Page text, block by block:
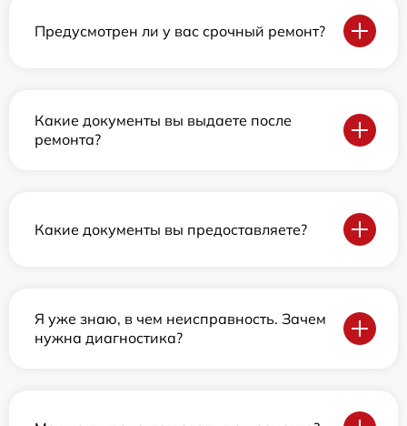
Предусмотрен ли у вас срочный ремонт?
Какие документы вы выдаете после
ремонта?
Какие документы вы предоставляете?
Я уже знаю, в чем неисправность. Зачем
нужна диагностика?